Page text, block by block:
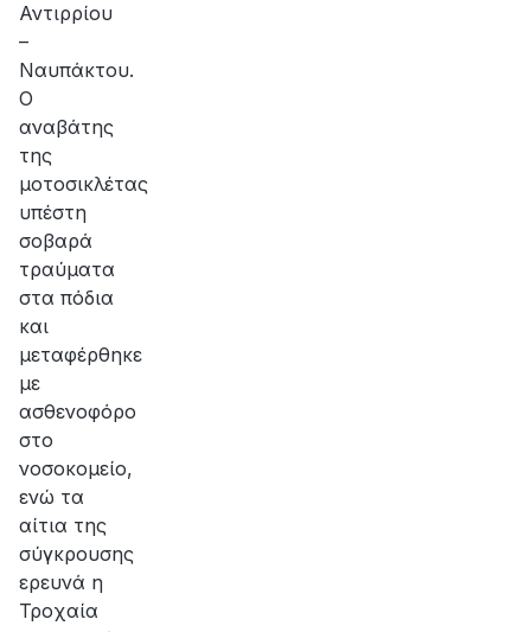
Αντιρρίου
–
Ναυπάκτου.
Ο
αναβάτης
της
μοτοσικλέτας
υπέστη
σοβαρά
τραύματα
στα πόδια
και
μεταφέρθηκε
με
ασθενοφόρο
στο
νοσοκομείο,
ενώ τα
αίτια της
σύγκρουσης
ερευνά η
Τροχαία